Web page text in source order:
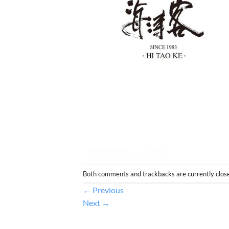
Both comments and trackbacks are currently
← Previous
Next →